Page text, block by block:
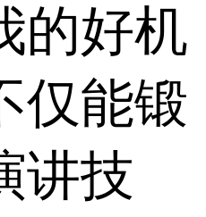
的好机
仅能锻
讲技